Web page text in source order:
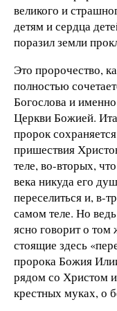
великого и
детям и сердца
поразил земли
Это пророчество,
полностью
Богослова и
Церкви Божией.
пророк
пришествия
теле, во-вторых,
века никуда его
переселиться и, в-
самом теле. Но
ясно говорит о
стоящие здесь
пророка Божия
рядом со Христом
крестных муках, о